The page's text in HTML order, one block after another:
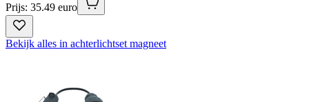
Prijs: 35.49 euro
Bekijk alles in achterlichtset magneet